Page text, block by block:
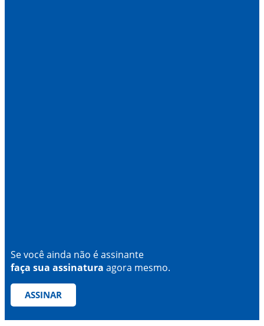
Se você ainda não é assinante
faça sua assinatura agora mesmo.
ASSINAR